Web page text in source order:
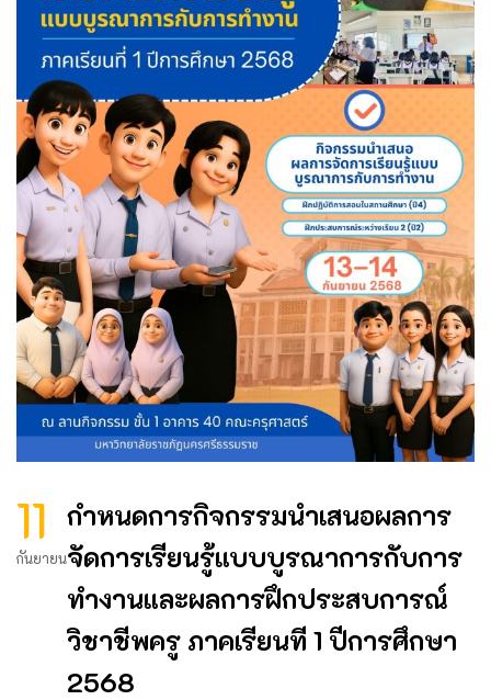
11
กันยายน
กำหนดการกิจกรรมนำเสนอผลการ
จัดการเรียนรู้แบบบูรณาการกับการ
ทำงานและผลการฝึกประสบการณ์
วิชาชีพครู ภาคเรียนที 1 ปีการศึกษา
2568